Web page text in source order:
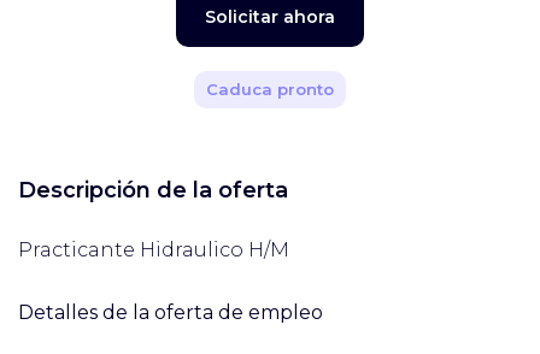
Solicitar ahora
Caduca pronto
Descripción de la oferta
Practicante Hidraulico H/M
Detalles de la oferta de empleo